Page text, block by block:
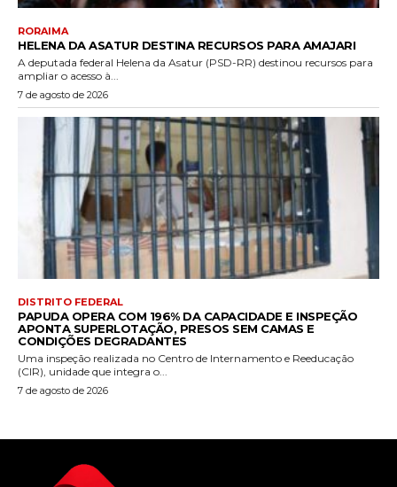
RORAIMA
HELENA DA ASATUR DESTINA RECURSOS PARA AMAJARI
A deputada federal Helena da Asatur (PSD-RR) destinou recursos para
ampliar o acesso à...
7 de agosto de 2026
DISTRITO FEDERAL
PAPUDA OPERA COM 196% DA CAPACIDADE E INSPEÇÃO
APONTA SUPERLOTAÇÃO, PRESOS SEM CAMAS E
CONDIÇÕES DEGRADANTES
Uma inspeção realizada no Centro de Internamento e Reeducação
(CIR), unidade que integra o...
7 de agosto de 2026